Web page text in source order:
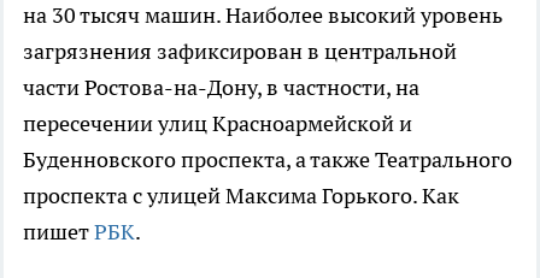
на 30 тысяч машин. Наиболее высокий уровень
загрязнения зафиксирован в центральной
части Ростова-на-Дону, в частности, на
пересечении улиц Красноармейской и
Буденновского проспекта, а также Театрального
проспекта с улицей Максима Горького. Как
пишетРБК.